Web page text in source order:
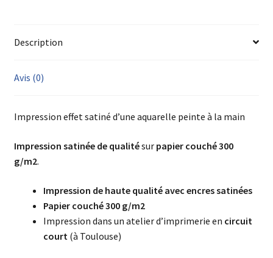
Description
Avis (0)
Impression effet satiné d’une aquarelle peinte à la main
Impression satinée de qualitésur papier couché 300
g/m2.
Impression de haute qualité avec encres satinées
Papier couché 300 g/m2
Impression dans un atelier d’imprimerie en circuit
court (à Toulouse)